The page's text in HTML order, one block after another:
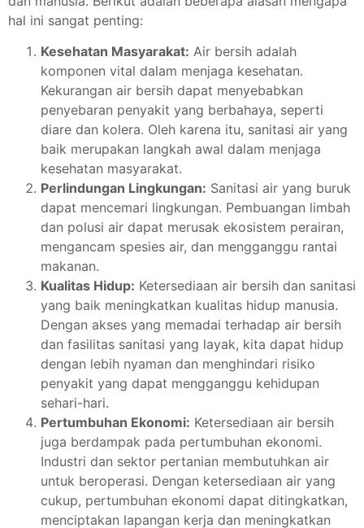
hal ini sangat penting:
Kesehatan Masyarakat: Air bersih adalah
komponen vital dalam menjaga kesehatan.
Kekurangan air bersih dapat menyebabkan
penyebaran penyakit yang berbahaya, seperti
diare dan kolera. Oleh karena itu, sanitasi air yang
baik merupakan langkah awal dalam menjaga
kesehatan masyarakat.
Perlindungan Lingkungan: Sanitasi air yang buruk
dapat mencemari lingkungan. Pembuangan limbah
dan polusi air dapat merusak ekosistem perairan,
mengancam spesies air, dan mengganggu rantai
makanan.
Kualitas Hidup: Ketersediaan air bersih dan sanitasi
yang baik meningkatkan kualitas hidup manusia.
Dengan akses yang memadai terhadap air bersih
dan fasilitas sanitasi yang layak, kita dapat hidup
dengan lebih nyaman dan menghindari risiko
penyakit yang dapat mengganggu kehidupan
sehari-hari.
Pertumbuhan Ekonomi: Ketersediaan air bersih
juga berdampak pada pertumbuhan ekonomi.
Industri dan sektor pertanian membutuhkan air
untuk beroperasi. Dengan ketersediaan air yang
cukup, pertumbuhan ekonomi dapat ditingkatkan,
menciptakan lapangan kerja dan meningkatkan